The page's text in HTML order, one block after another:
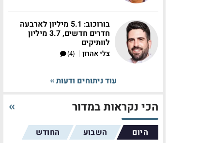
בורוכוב: 5.1 מיליון לארבעה
חדרים חדשים, 3.7 מיליון
לוותיקים
צלי אהרון |
(4)
עוד ניתוחים ודעות
הכי נקראות במדור
היום השבוע החודש